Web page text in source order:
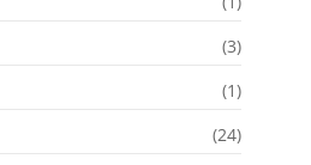
(3)
(1)
(24)